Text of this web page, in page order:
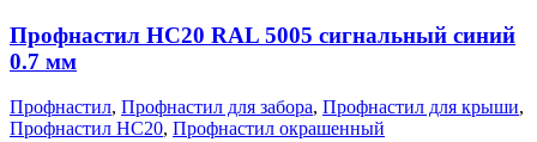
Профнастил НС20 RAL 5005 сигнальный синий
0.7 мм
Профнастил, Профнастил для забора, Профнастил для крыши,
Профнастил НС20, Профнастил окрашенный